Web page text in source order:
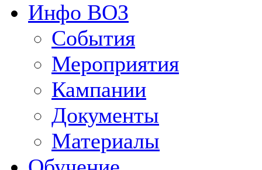
Инфо ВОЗ
События
Мероприятия
Кампании
Документы
Материалы